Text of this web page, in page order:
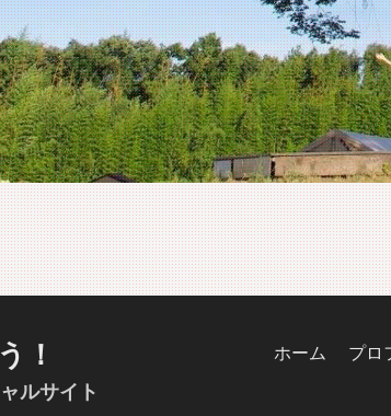
！
ルサイト
ホーム プロ